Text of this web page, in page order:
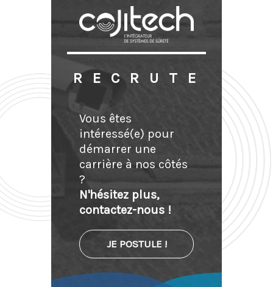
RECRUTE
Vous êtes
intéressé(e) pour
démarrer une
carrière à nos côtés
?
N'hésitez plus,
contactez-nous !
JE POSTULE !